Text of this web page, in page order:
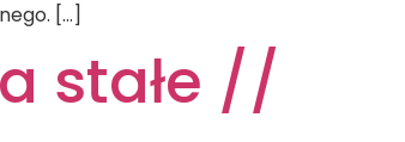
[…]
stałe //